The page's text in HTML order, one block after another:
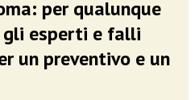
per qualunque
esperti e falli
un preventivo e un